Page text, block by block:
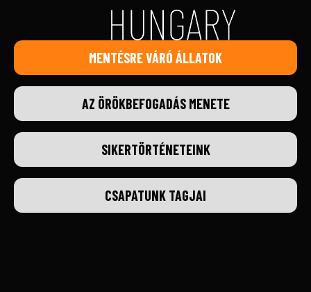
MENTÉSRE VÁRÓ ÁLLATOK
AZ ÖRÖKBEFOGADÁS MENETE
SIKERTÖRTÉNETEINK
CSAPATUNK TAGJAI